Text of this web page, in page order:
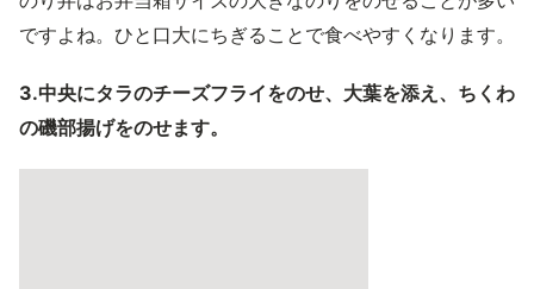
ですよね。ひと口大にちぎることで食べやすくなります。
3.中央にタラのチーズフライをのせ、大葉を添え、ちくわ
の磯部揚げをのせます。